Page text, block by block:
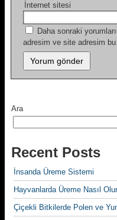
İnternet sitesi
Daha sonraki
adresim ve site adresim
Ara
Recent Posts
İnsanda Üreme Sistemi
Hayvanlarda Üreme Nasıl
Çiçekli Bitkilerde Polen ve